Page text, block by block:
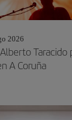
2026
Taracido
A Coruña